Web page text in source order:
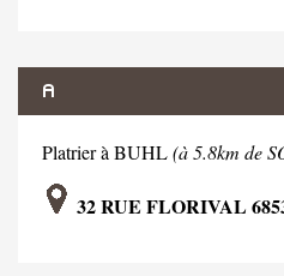
A
Platrier à BUHL(à 5.8km de
32 RUE FLORIVAL